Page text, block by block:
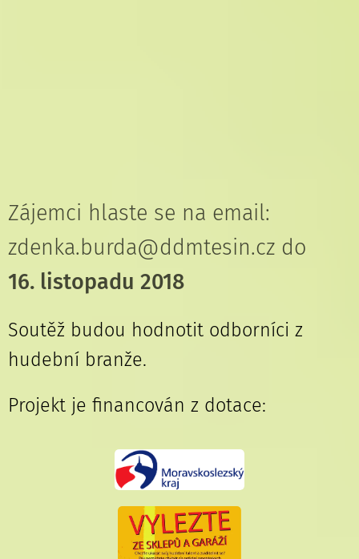
Zájemci hlaste se na email:
zdenka.burda@ddmtesin.cz do
16. listopadu 2018
Soutěž budou hodnotit odborníci z
hudební branže.
Projekt je financován z dotace: